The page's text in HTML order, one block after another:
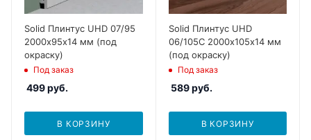
Solid Плинтус UHD 07/95
2000х95х14 мм (под
окраску)
Под заказ
499руб.
В КОРЗИНУ
Solid Плинтус UHD
06/105С 2000х105х14 мм
(под окраску)
Под заказ
589руб.
В КОРЗИНУ